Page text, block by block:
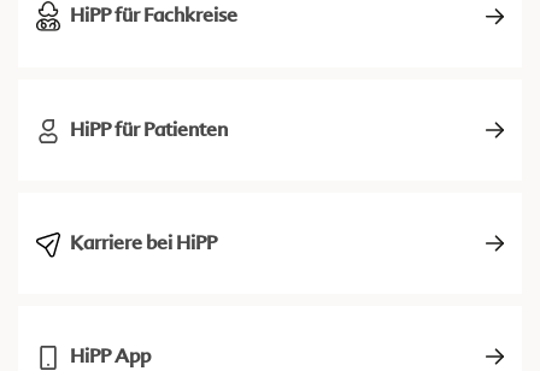
HiPP für Fachkreise
HiPP für Patienten
Karriere bei HiPP
HiPP App